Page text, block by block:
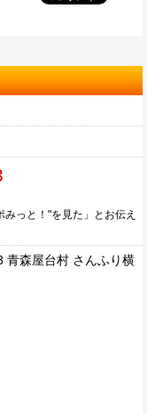
っと！"を見た」とお伝え
青森屋台村 さんふり横